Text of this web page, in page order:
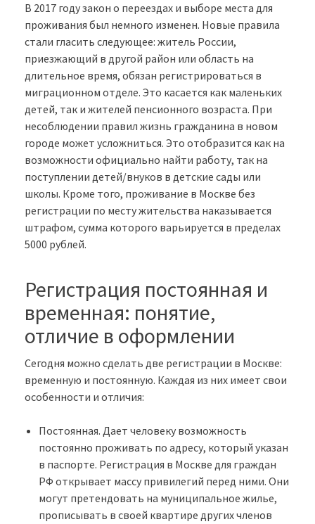
В 2017 году закон о переездах и выборе места для
проживания был немного изменен. Новые правила
стали гласить следующее: житель России,
приезжающий в другой район или область на
длительное время, обязан регистрироваться в
миграционном отделе. Это касается как маленьких
детей, так и жителей пенсионного возраста. При
несоблюдении правил жизнь гражданина в новом
городе может усложниться. Это отобразится как на
возможности официально найти работу, так на
поступлении детей/внуков в детские сады или
школы. Кроме того, проживание в Москве без
регистрации по месту жительства наказывается
штрафом, сумма которого варьируется в пределах
5000 рублей.
Регистрация постоянная и
временная: понятие,
отличие в оформлении
Сегодня можно сделать две регистрации в Москве:
временную и постоянную. Каждая из них имеет свои
особенности и отличия:
Постоянная. Дает человеку возможность
постоянно проживать по адресу, который указан
в паспорте. Регистрация в Москве для граждан
РФ открывает массу привилегий перед ними. Они
могут претендовать на муниципальное жилье,
прописывать в своей квартире других членов